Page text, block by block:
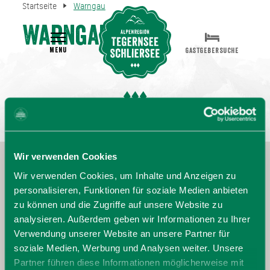
Wir verwenden Cookies
Wir verwenden Cookies, um Inhalte und Anzeigen zu
personalisieren, Funktionen für soziale Medien anbieten
zu können und die Zugriffe auf unsere Website zu
analysieren. Außerdem geben wir Informationen zu Ihrer
Verwendung unserer Website an unsere Partner für
soziale Medien, Werbung und Analysen weiter. Unsere
Partner führen diese Informationen möglicherweise mit
Startseite Warngau
Warngau
MENU GASTGEBERSUCHE